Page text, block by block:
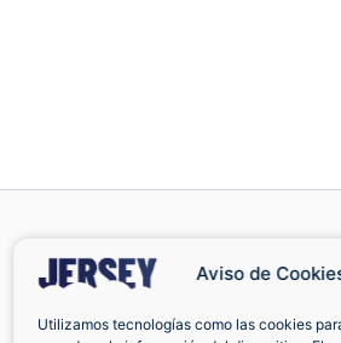
Aviso de
Utilizamos tecnologías como las cookies
Cambios y